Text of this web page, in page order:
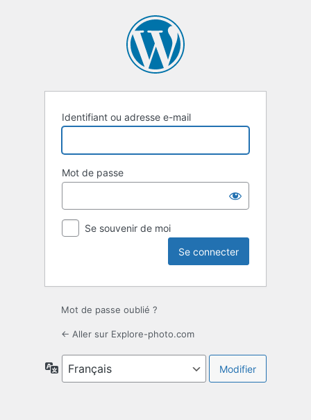
Identifiant ou adresse e-mail
Mot de passe
Se souvenir de moi
Mot de passe oublié ?
← Aller sur Explore-photo.com
Langue